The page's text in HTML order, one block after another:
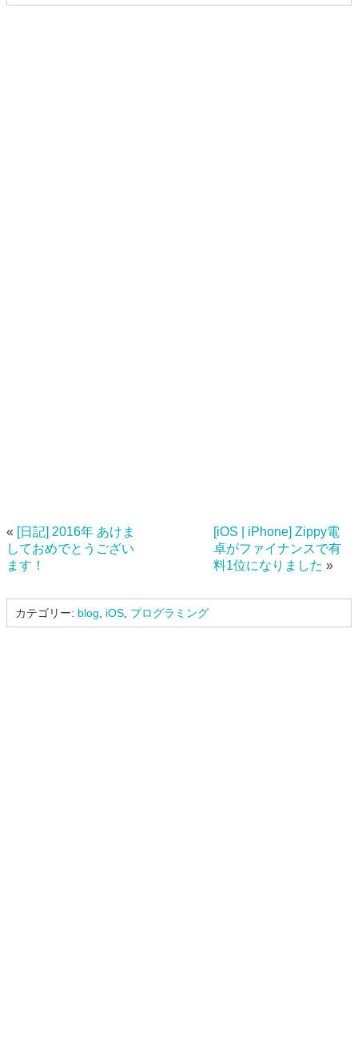
« [日記] 2016年 あけま
しておめでとうござい
ます！
[iOS | iPhone] Zippy電
卓がファイナンスで有
料1位になりました »
カテゴリー: blog iOS プログラミング